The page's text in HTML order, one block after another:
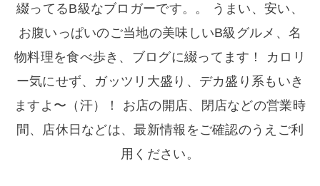
綴ってるB級なブロガーです。。 うまい、安い、
お腹いっぱいのご当地の美味しいB級グルメ、名
物料理を食べ歩き、ブログに綴ってます！ カロリ
ー気にせず、ガッツリ大盛り、デカ盛り系もいき
ますよ〜（汗）！ お店の開店、閉店などの営業時
間、店休日などは、最新情報をご確認のうえご利
用ください。